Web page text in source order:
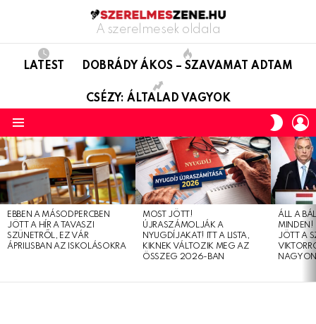
A szerelmesek oldala
LATEST DOBRÁDY ÁKOS – SZAVAMAT ADTAM
CSÉZY: ÁLTALAD VAGYOK
SKIN
LATEST
STORIES
EBBEN A MÁSODPERCBEN
JÖTT A HÍR A TAVASZI
SZÜNETRŐL, EZ VÁR
ÁPRILISBAN AZ ISKOLÁSOKRA
MOST JÖTT!
ÚJRASZÁMOLJÁK A
NYUGDÍJAKAT! ITT A LISTA,
KIKNEK VÁLTOZIK MEG AZ
ÖSSZEG 2026-BAN
ÁLL A
MINDEN!
JÖTT A